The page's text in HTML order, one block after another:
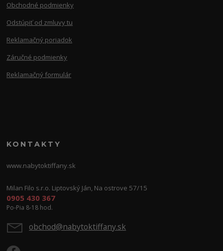
Obchodné podmienky
Odstúpiť od zmluvy tu
Reklamačný poriadok
Záručné podmienky
Reklamačný formulár
KONTAKTY
www.nabytoktiffany.sk
Milan Filo s.r.o. Liptovský Ján, Na ostrove 57/15
0905 430 367
Po-Pia 8-18 hod.
obchod@nabytoktiffany.sk